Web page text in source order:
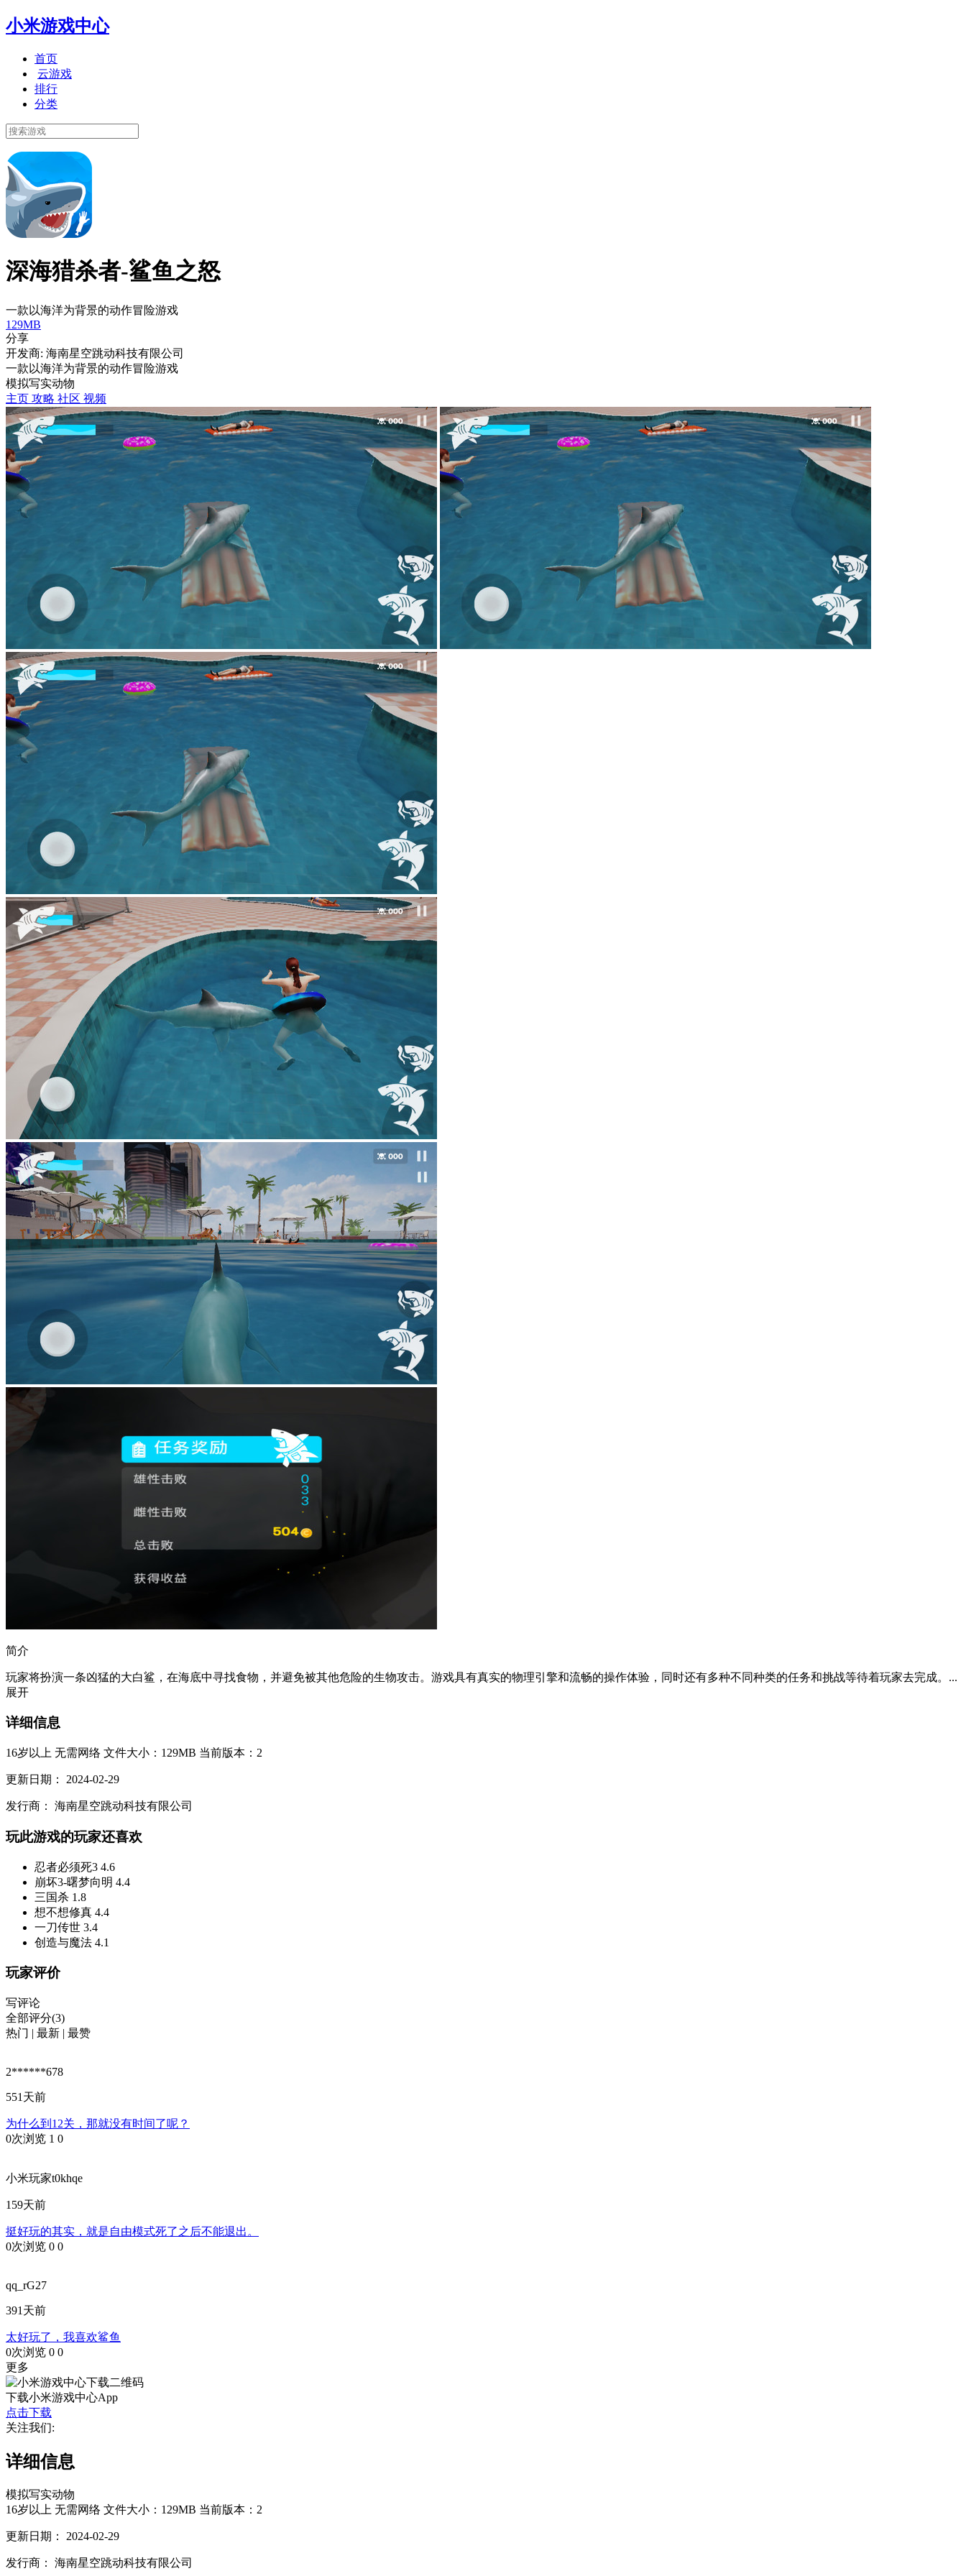
小米游戏中心
首页
云游戏
排行
分类
深海猎杀者-鲨鱼之怒
一款以海洋为背景的动作冒险游戏
129MB
分享
开发商: 海南星空跳动科技有限公司
一款以海洋为背景的动作冒险游戏
模拟写实动物
主页 攻略 社区 视频
简介
玩家将扮演一条凶猛的大白鲨，在海底中寻找食物，并避免被其他危险的生物攻击。游戏具有真实的物理引擎和流畅的操作体验，同时还有多种不同种类的任务和挑战等待着玩家去完成。...
展开
详细信息
16岁以上 无需网络 文件大小：129MB 当前版本：2
更新日期： 2024-02-29
发行商： 海南星空跳动科技有限公司
玩此游戏的玩家还喜欢
忍者必须死3 4.6
崩坏3-曙梦向明 4.4
三国杀 1.8
想不想修真 4.4
一刀传世 3.4
创造与魔法 4.1
玩家评价
写评论
全部评分(3)
热门 | 最新 | 最赞
2******678
551天前
为什么到12关，那就没有时间了呢？
0次浏览 1 0
小米玩家t0khqe
159天前
挺好玩的其实，就是自由模式死了之后不能退出。
0次浏览 0 0
qq_rG27
391天前
太好玩了，我喜欢鲨鱼
0次浏览 0 0
更多
下载小米游戏中心App
点击下载
关注我们:
详细信息
模拟写实动物
16岁以上 无需网络 文件大小：129MB 当前版本：2
更新日期： 2024-02-29
发行商： 海南星空跳动科技有限公司